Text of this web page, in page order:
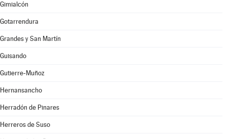
Gimialcón
Gotarrendura
Grandes y San Martín
Guisando
Gutierre-Muñoz
Hernansancho
Herradón de Pinares
Herreros de Suso